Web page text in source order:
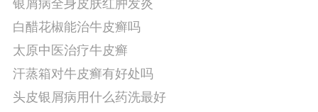
银屑病全身皮肤红肿发炎
白醋花椒能治牛皮癣吗
太原中医治疗牛皮癣
汗蒸箱对牛皮癣有好处吗
头皮银屑病用什么药洗最好